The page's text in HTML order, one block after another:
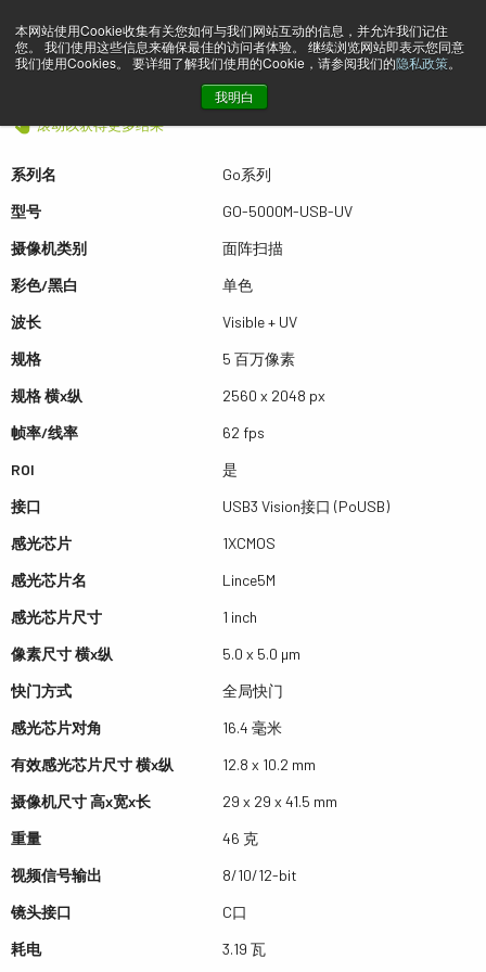
本网站使用Cookie收集有关您如何与我们网站互动的信息，并允许我们记住
您。 我们使用这些信息来确保最佳的访问者体验。 继续浏览网站即表示您同意
我们使用Cookies。 要详细了解我们使用的Cookie，请参阅我们的隐私政策。
我明白
预览 GO-5000M-USB-UV
滚动以获得更多结果
系列名
Go系列
型号
GO-5000M-USB-UV
摄像机类别
面阵扫描
彩色/黑白
单色
波长
Visible + UV
规格
5 百万像素
规格 横x纵
2560 x 2048 px
帧率/线率
62 fps
ROI
是
接口
USB3 Vision接口 (PoUSB)
感光芯片
1XCMOS
感光芯片名
Lince5M
感光芯片尺寸
1 inch
像素尺寸 横x纵
5.0 x 5.0 µm
快门方式
全局快门
感光芯片对角
16.4 毫米
有效感光芯片尺寸 横x纵
12.8 x 10.2 mm
摄像机尺寸 高x宽x长
29 x 29 x 41.5 mm
重量
46 克
视频信号输出
8/10/12-bit
镜头接口
C口
耗电
3.19 瓦